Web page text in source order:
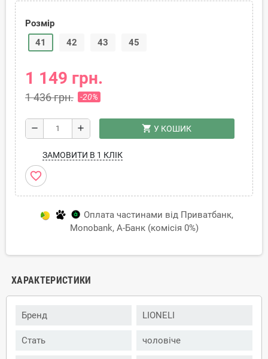
Розмір
41
42 43 45
1 149 грн.
1 436 грн. -20%
remove add shopping_cart У КОШИК
ЗАМОВИТИ В 1 КЛІК
favorite_border
Оплата частинами від Приватбанк,
Monobank, А-Банк (комісія 0%)
ХАРАКТЕРИСТИКИ
Бренд LIONELI
Стать чоловіче